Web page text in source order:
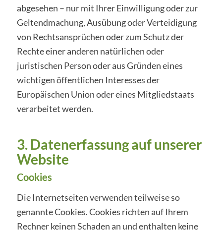
abgesehen – nur mit Ihrer Einwilligung oder zur
Geltendmachung, Ausübung oder Verteidigung
von Rechtsansprüchen oder zum Schutz der
Rechte einer anderen natürlichen oder
juristischen Person oder aus Gründen eines
wichtigen öffentlichen Interesses der
Europäischen Union oder eines Mitgliedstaats
verarbeitet werden.
3. Datenerfassung auf unserer
Website
Cookies
Die Internetseiten verwenden teilweise so
genannte Cookies. Cookies richten auf Ihrem
Rechner keinen Schaden an und enthalten keine